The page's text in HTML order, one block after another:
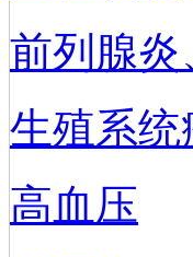
前列腺炎
生殖系统
高血压